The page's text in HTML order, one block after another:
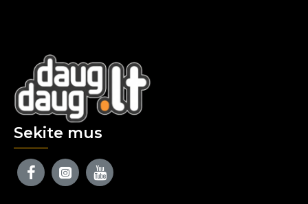
Sekite mus